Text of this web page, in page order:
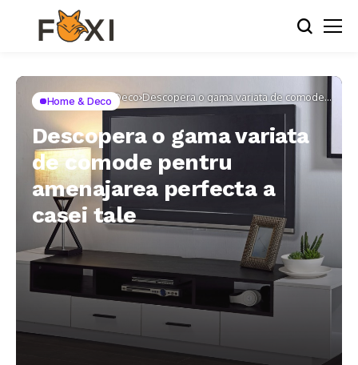
Home Home & Deco Descopera o gama variata de comode
pentru amenajarea perfecta a casei tale
Home & Deco
Descopera o gama variata
de comode pentru
amenajarea perfecta a
casei tale